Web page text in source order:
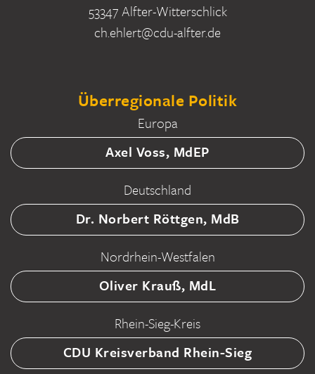
53347 Alfter-Witterschlick
ch.ehlert@cdu-alfter.de
Überregionale Politik
Europa
Axel Voss, MdEP
Deutschland
Dr. Norbert Röttgen, MdB
Nordrhein-Westfalen
Oliver Krauß, MdL
Rhein-Sieg-Kreis
CDU Kreisverband Rhein-Sieg